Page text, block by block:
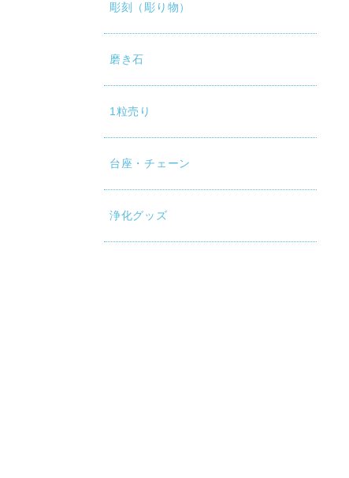
彫刻（彫り物）
磨き石
1粒売り
台座・チェーン
浄化グッズ